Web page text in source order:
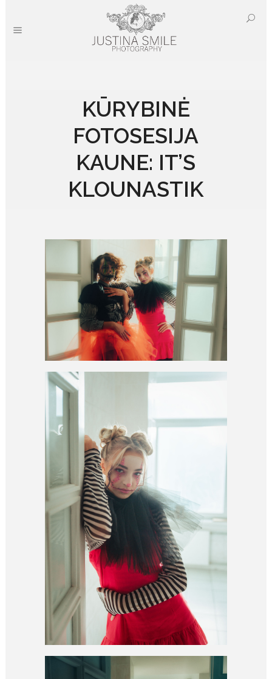
KŪRYBINĖ
FOTOSESIJA
KAUNE: IT’S
KLOUNASTIK